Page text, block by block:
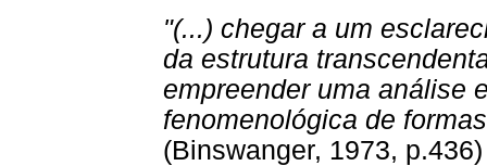
"(...) chegar a um
da estrutura
empreender uma análise
fenomenológica de
(Binswanger, 1973, p.436)